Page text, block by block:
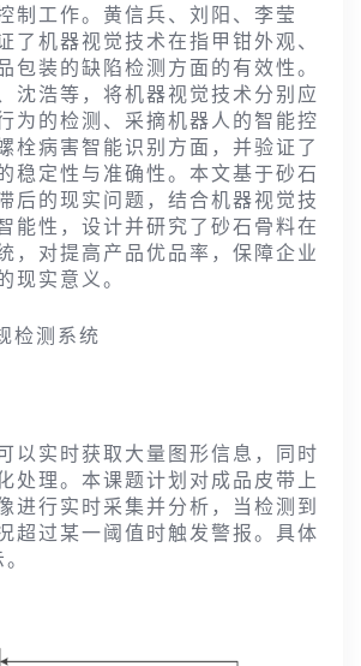
制工作。黄信兵、刘阳、李莹
了机器视觉技术在指甲钳外观、
包装的缺陷检测方面的有效性。
沈浩等，将机器视觉技术分别应
为的检测、采摘机器人的智能控
栓病害智能识别方面，并验证了
稳定性与准确性。 本文基于砂石
后的现实问题，结合机器视觉技
能性，设计并研究了砂石骨料在
， 对提高产品优品率，保障企业
现实意义。
检测系统
以实时获取大量图形信息，同时
处理。本课题计划对成品皮带上
进行实时采集并分析，
当检测到
超过某一阈值时触发警报。 具体